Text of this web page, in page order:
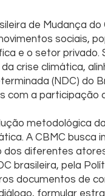
de Mudança
sociais,
e o setor
crise climática,
(NDC) do
com a participação
metodológica
A CBMC
diferentes
brasileira, pela
documentos de
formular